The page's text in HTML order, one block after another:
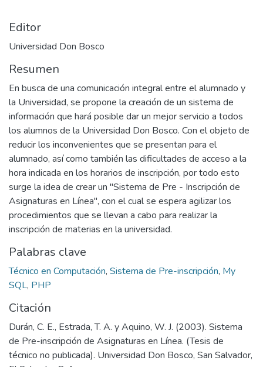
Editor
Universidad Don Bosco
Resumen
En busca de una comunicación integral entre el alumnado y
la Universidad, se propone la creación de un sistema de
información que hará posible dar un mejor servicio a todos
los alumnos de la Universidad Don Bosco. Con el objeto de
reducir los inconvenientes que se presentan para el
alumnado, así como también las dificultades de acceso a la
hora indicada en los horarios de inscripción, por todo esto
surge la idea de crear un "Sistema de Pre - Inscripción de
Asignaturas en Línea", con el cual se espera agilizar los
procedimientos que se llevan a cabo para realizar la
inscripción de materias en la universidad.
Palabras clave
Técnico en Computación, Sistema de Pre-inscripción, My
SQL, PHP
Citación
Durán, C. E., Estrada, T. A. y Aquino, W. J. (2003). Sistema
de Pre-inscripción de Asignaturas en Línea. (Tesis de
técnico no publicada). Universidad Don Bosco, San Salvador,